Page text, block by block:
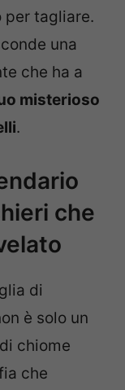
per tagliare.
una
che ha a
misterioso
.
che
di
è solo un
chiome
che